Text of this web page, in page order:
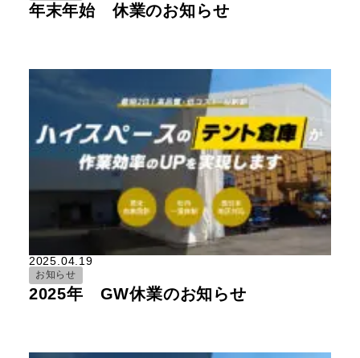
年末年始 休業のお知らせ
2025.04.19
お知らせ
2025年 GW休業のお知らせ